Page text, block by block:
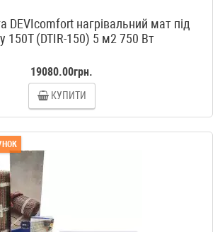
DEVIcomfort нагрівальний мат під
150T (DTIR-150) 5 м2 750 Вт
19080.00грн.
КУПИТИ